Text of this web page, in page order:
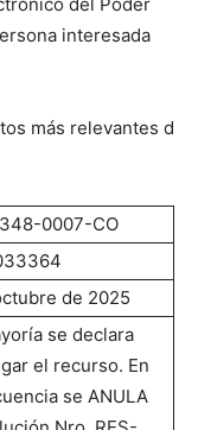
interesada
más relevantes d
0007-CO
de 2025
se declara
el recurso. En
se ANULA